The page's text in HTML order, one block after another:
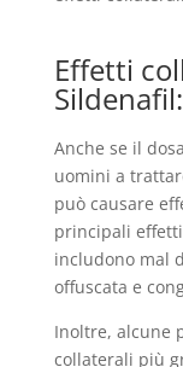
Effetti
Anche se il
uomini a
può causare
principali
includono mal
offuscata e
Inoltre, alcune
collaterali più